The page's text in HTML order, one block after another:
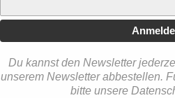
Du kannst den Newsletter
unserem Newsletter abbestellen.
bitte unsere